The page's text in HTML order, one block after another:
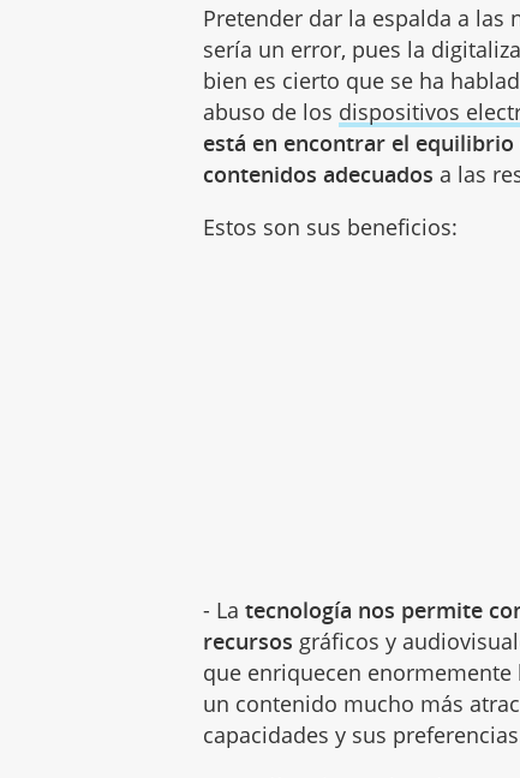
Pretender dar la espalda a las
sería un error, pues la
bien es cierto que se ha
abuso de los dispositivos
está en encontrar el
contenidos adecuados a las
Estos son sus beneficios:
- La tecnología nos permite
recursos gráficos y
que enriquecen
un contenido mucho más
capacidades y sus